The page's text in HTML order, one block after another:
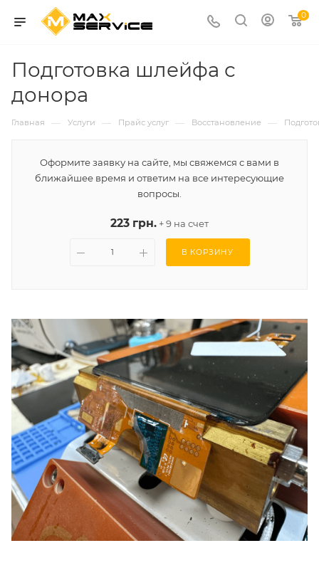
0
Подготовка шлейфа с
донора
Главная — Услуги — Прайс услуг — Восстановление —
Оформите заявку на сайте, мы свяжемся с вами в
ближайшее время и ответим на все интересующие
вопросы.
223 грн. + 9 на счет
В КОРЗИНУ